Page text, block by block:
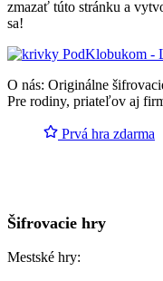
zmazať túto stránku a
sa!
O nás: Originálne
Pre rodiny, priateľov aj
Prvá hra zdarma
Šifrovacie hry
Mestské hry: